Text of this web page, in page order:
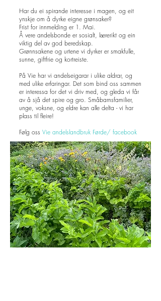
Har du ei spirande interesse i magen, og eit
ynskje om å dyrke eigne grønsaker?
Frist for innmelding er 1. Mai.
Å vere andelsbonde er sosialt, lærerikt og ein
viktig del av god beredskap.
Grønnsakene og urtene vi dyrker er smakfulle,
sunne, giftfrie og kortreiste.
På Vie har vi andelseigarar i ulike aldrar, og
med ulike erfaringar. Det som bind oss sammen
er interessa for det vi driv med, og gleda vi får
av å sjå det spire og gro. Småbarnsfamilier,
unge, voksne, og eldre kan alle delta - vi har
plass til fleire!
Følg oss Vie andelslandbruk Førde/ facebook